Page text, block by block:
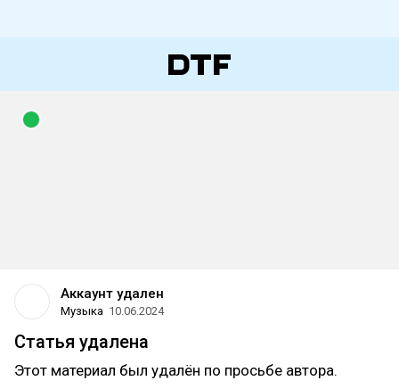
Аккаунт удален
Музыка 10.06.2024
Статья удалена
Этот материал был удалён по просьбе автора.